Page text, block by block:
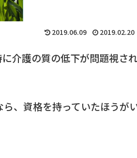
2019.06.09 2019.02.20
介護の質の低下が問題視され
、資格を持っていたほうが